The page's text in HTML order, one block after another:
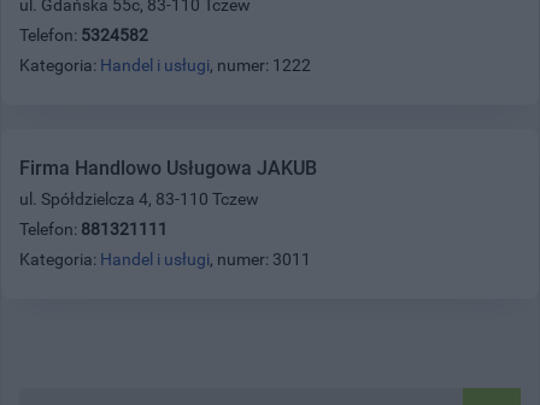
ul. Gdańska 55c, 83-110 Tczew
Telefon: 5324582
Kategoria: Handel i usługi, numer: 1222
Firma Handlowo Usługowa JAKUB
ul. Spółdzielcza 4, 83-110 Tczew
Telefon: 881321111
Kategoria: Handel i usługi, numer: 3011